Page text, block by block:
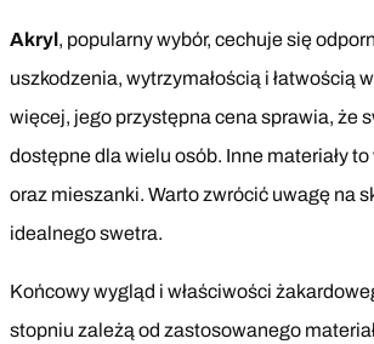
Akryl, popularny wybór, cechuje się
uszkodzenia, wytrzymałością i łatwością
więcej, jego przystępna cena sprawia, że
dostępne dla wielu osób. Inne materiały to
oraz mieszanki. Warto zwrócić uwagę na
idealnego swetra.
Końcowy wygląd i właściwości
stopniu zależą od zastosowanego